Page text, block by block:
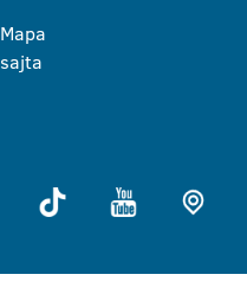
Mapa
sajta